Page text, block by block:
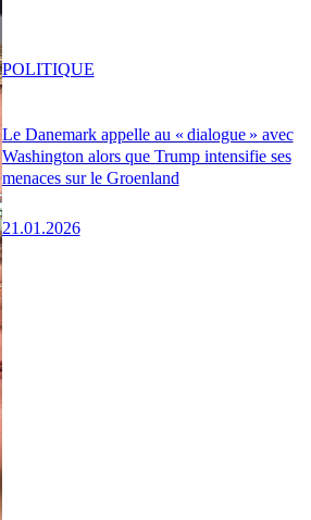
Le Danemark appelle au « dialogue » avec
Washington alors que Trump intensifie ses
menaces sur le Groenland
21.01.2026
POLITIQUE